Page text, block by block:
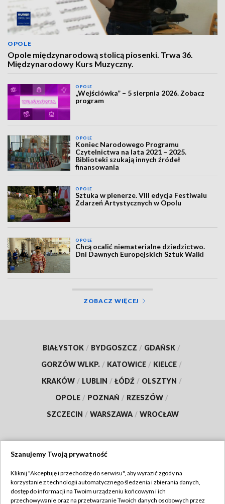
OPOLE
Opole międzynarodową stolicą piosenki. Trwa 36.
Międzynarodowy Kurs Muzyczny.
OPOLE
„Wejściówka” – 5 sierpnia 2026. Zobacz
program
OPOLE
Koniec Narodowego Programu
Czytelnictwa na lata 2021 – 2025.
Biblioteki szukają innych źródeł
finansowania
OPOLE
Sztuka w plenerze. VIII edycja Festiwalu
Zdarzeń Artystycznych w Opolu
OPOLE
Chcą ocalić niematerialne dziedzictwo.
Dni Dawnych Europejskich Sztuk Walki
ZOBACZ WIĘCEJ
BIAŁYSTOK / BYDGOSZCZ / GDAŃSK /
GORZÓW WLKP. / KATOWICE / KIELCE /
KRAKÓW / LUBLIN / ŁÓDŹ / OLSZTYN /
OPOLE / POZNAŃ / RZESZÓW /
SZCZECIN / WARSZAWA / WROCŁAW
TVP
Abonament TVP
Szanujemy Twoją prywatność
Kliknij "Akceptuję i przechodzę do serwisu", aby wyrazić zgody na
korzystanie z technologii automatycznego śledzenia i zbierania danych,
dostęp do informacji na Twoim urządzeniu końcowym i ich
przechowywanie oraz na przetwarzanie Twoich danych osobowych przez